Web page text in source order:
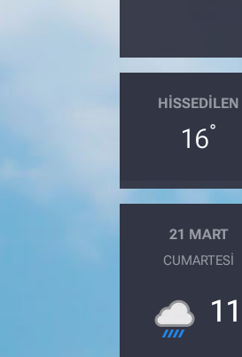
HISSEDILEN
16°
21 MART
CUMARTESI
11